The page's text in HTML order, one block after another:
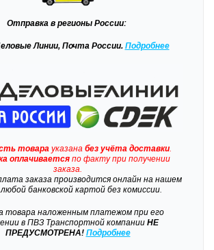
Отправка в регионы России:
Линии, Почта России. Подробнее
товарауказана без учёта доставки.
оплачиваетсяпо факту при получении
заказа.
заказа производится онлайн на нашем
банковской картой без комиссии.
товара наложенным платежом при его
в ПВЗ Транспортной компанииНЕ
ПРЕДУСМОТРЕНА! Подробнее